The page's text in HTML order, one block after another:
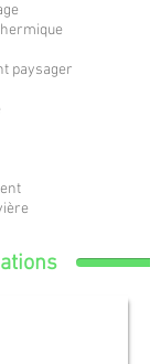
paysager